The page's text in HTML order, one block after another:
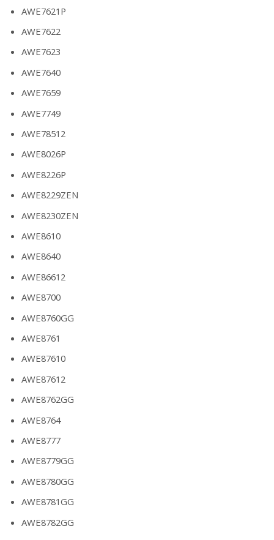
AWE7621P
AWE7622
AWE7623
AWE7640
AWE7659
AWE7749
AWE78512
AWE8026P
AWE8226P
AWE8229ZEN
AWE8230ZEN
AWE8610
AWE8640
AWE86612
AWE8700
AWE8760GG
AWE8761
AWE87610
AWE87612
AWE8762GG
AWE8764
AWE8777
AWE8779GG
AWE8780GG
AWE8781GG
AWE8782GG